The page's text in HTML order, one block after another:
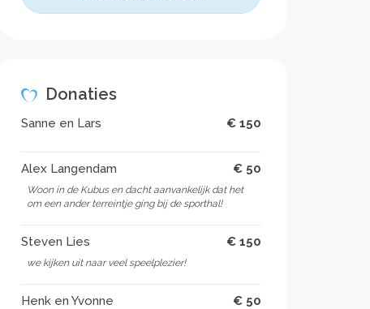
Donaties
Sanne en Lars € 150
Alex Langendam € 50
Woon in de Kubus en dacht aanvankelijk dat het
om een ander terreintje ging bij de sporthal!
Steven Lies € 150
we kijken uit naar veel speelplezier!
Henk en Yvonne € 50